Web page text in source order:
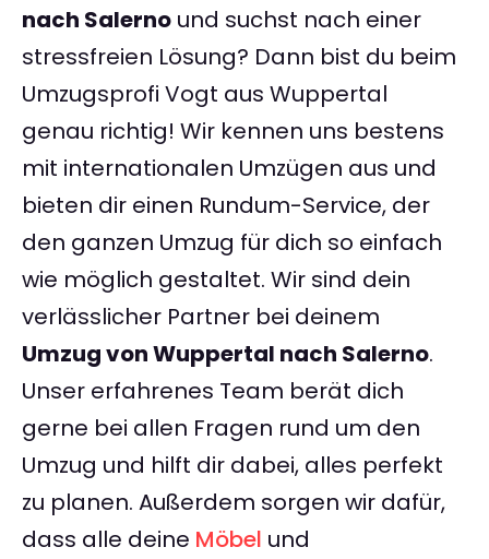
nach Salerno und suchst nach einer
stressfreien Lösung? Dann bist du beim
Umzugsprofi Vogt aus Wuppertal
genau richtig! Wir kennen uns bestens
mit internationalen Umzügen aus und
bieten dir einen Rundum-Service, der
den ganzen Umzug für dich so einfach
wie möglich gestaltet. Wir sind dein
verlässlicher Partner bei deinem
Umzug von Wuppertal nach Salerno.
Unser erfahrenes Team berät dich
gerne bei allen Fragen rund um den
Umzug und hilft dir dabei, alles perfekt
zu planen. Außerdem sorgen wir dafür,
dass alle deine Möbel und